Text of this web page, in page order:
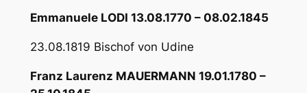
Emmanuele LODI 13.08.1770 – 08.02.1845
23.08.1819 Bischof von Udine
Franz Laurenz MAUERMANN 19.01.1780 –